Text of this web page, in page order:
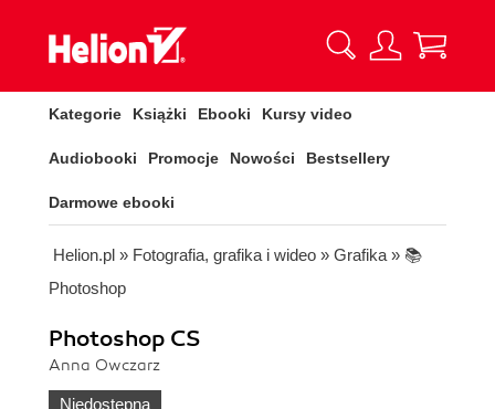
Kategorie Książki Ebooki Kursy video
Audiobooki Promocje Nowości Bestsellery
Darmowe ebooki
Helion.pl » Fotografia, grafika i wideo » Grafika » 📚
Photoshop
Photoshop CS
Anna Owczarz
Niedostępna